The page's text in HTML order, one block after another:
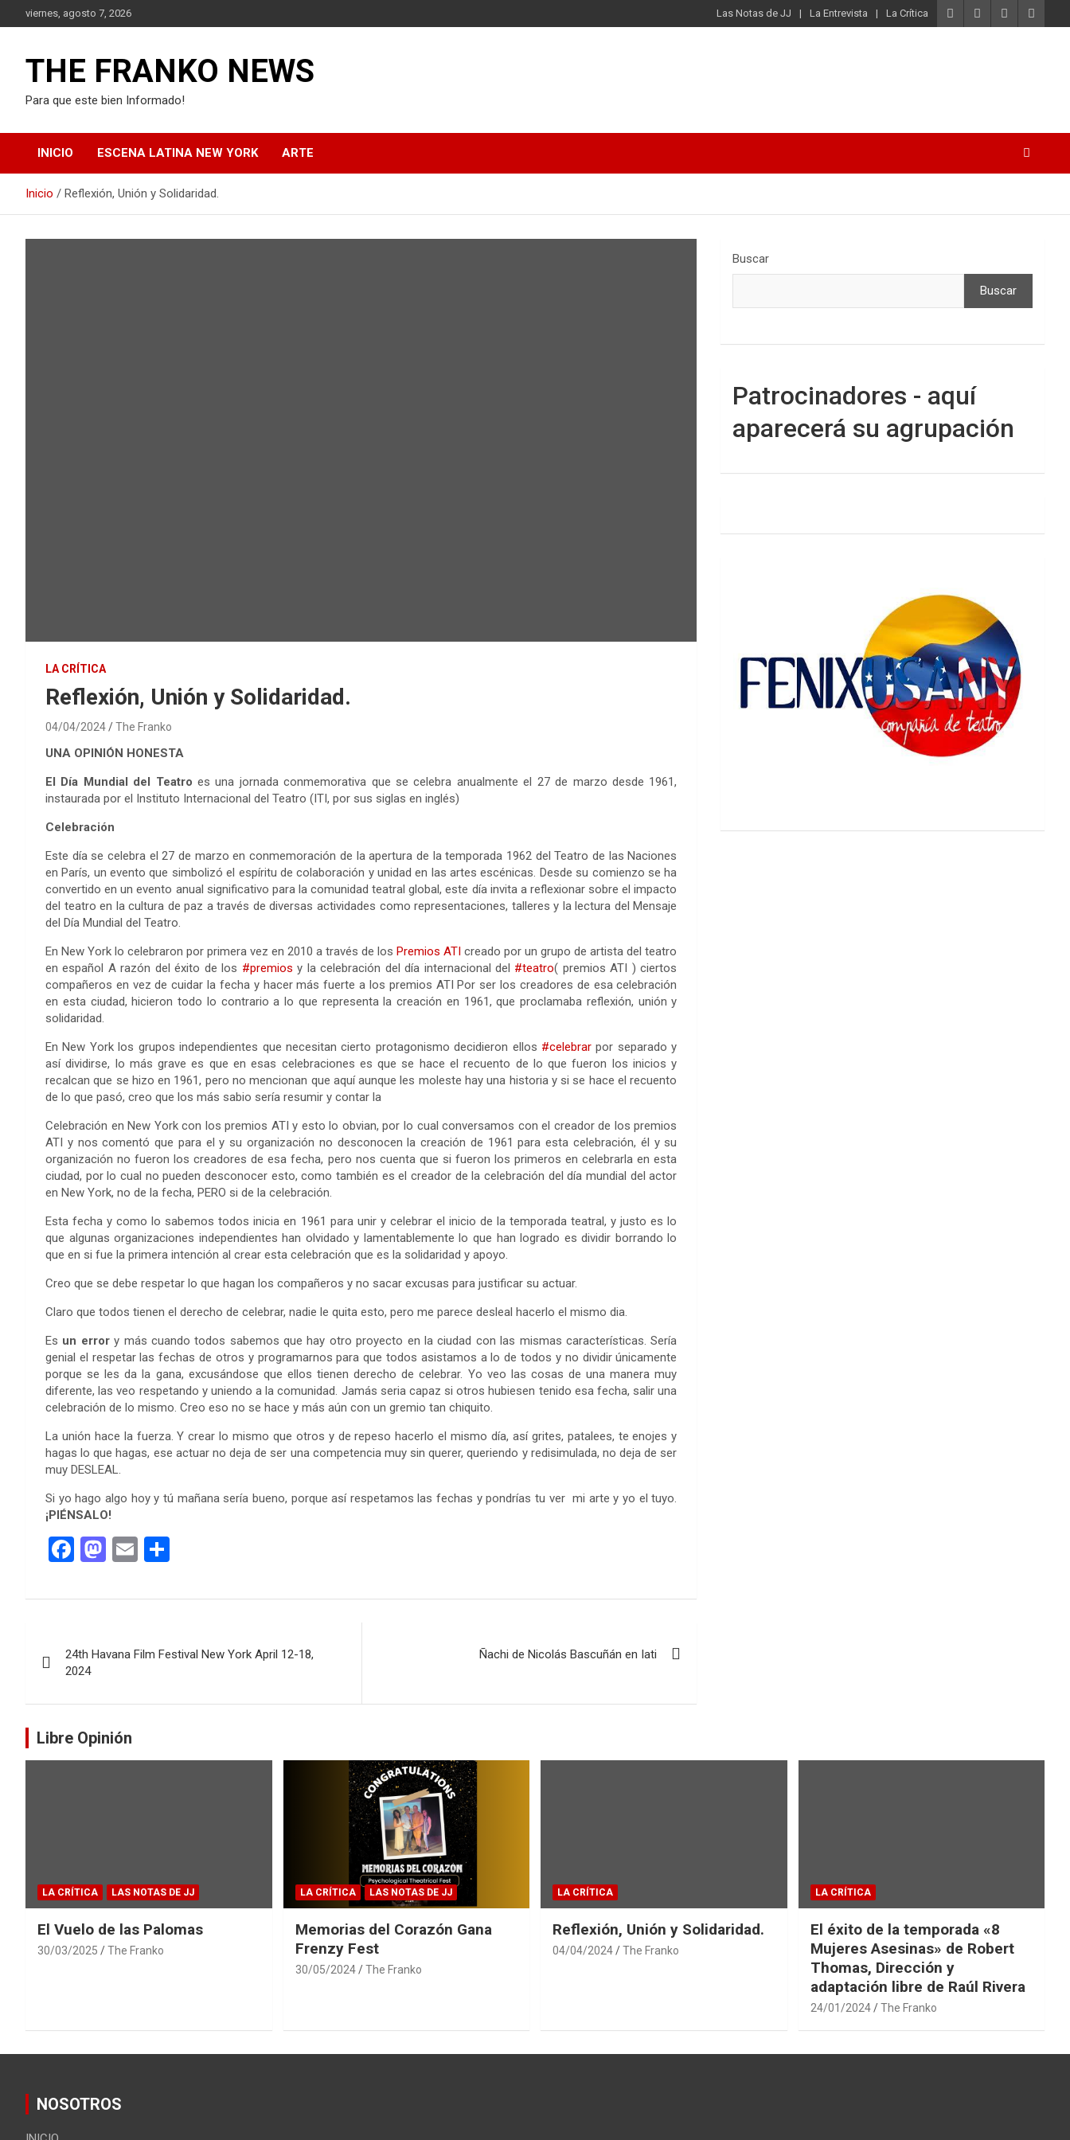
al
viernes, agosto 7, 2026 Las Notas de JJ La Entrevista La Crítica
THE FRANKO NEWS
Para que este bien Informado!
INICIO ESCENA LATINA NEW YORK ARTE
Inicio Reflexión, Unión y Solidaridad.
LA CRÍTICA
Reflexión, Unión y Solidaridad.
04/04/2024 The Franko
UNA OPINIÓN HONESTA
El Día Mundial del Teatro es una jornada conmemorativa que se celebra anualmente el 27 de marzo desde 1961,
instaurada por el Instituto Internacional del Teatro (ITI, por sus siglas en inglés)
Celebración
Este día se celebra el 27 de marzo en conmemoración de la apertura de la temporada 1962 del Teatro de las Naciones
en París, un evento que simbolizó el espíritu de colaboración y unidad en las artes escénicas. Desde su comienzo se ha
convertido en un evento anual significativo para la comunidad teatral global, este día invita a reflexionar sobre el impacto
del teatro en la cultura de paz a través de diversas actividades como representaciones, talleres y la lectura del Mensaje
del Día Mundial del Teatro.
En New York lo celebraron por primera vez en 2010 a través de losPremios ATI creado por un grupo de artista del teatro
en español A razón del éxito de los #premios y la celebración del día internacional del #teatro( premios ATI ) ciertos
compañeros en vez de cuidar la fecha y hacer más fuerte a los premios ATI Por ser los creadores de esa celebración
en esta ciudad, hicieron todo lo contrario a lo que representa la creación en 1961, que proclamaba reflexión, unión y
solidaridad.
En New York los grupos independientes que necesitan cierto protagonismo decidieron ellos #celebrar por separado y
así dividirse, lo más grave es que en esas celebraciones es que se hace el recuento de lo que fueron los inicios y
recalcan que se hizo en 1961, pero no mencionan que aquí aunque les moleste hay una historia y si se hace el recuento
de lo que pasó, creo que los más sabio sería resumir y contar la
Celebración en New York con los premios ATI y esto lo obvian, por lo cual conversamos con el creador de los premios
ATI y nos comentó que para el y su organización no desconocen la creación de 1961 para esta celebración, él y su
organización no fueron los creadores de esa fecha, pero nos cuenta que si fueron los primeros en celebrarla en esta
ciudad, por lo cual no pueden desconocer esto, como también es el creador de la celebración del día mundial del actor
en New York, no de la fecha, PERO si de la celebración.
Esta fecha y como lo sabemos todos inicia en 1961 para unir y celebrar el inicio de la temporada teatral, y justo es lo
que algunas organizaciones independientes han olvidado y lamentablemente lo que han logrado es dividir borrando lo
que en si fue la primera intención al crear esta celebración que es la solidaridad y apoyo.
Creo que se debe respetar lo que hagan los compañeros y no sacar excusas para justificar su actuar.
Claro que todos tienen el derecho de celebrar, nadie le quita esto, pero me parece desleal hacerlo el mismo dia.
Es un errory más cuando todos sabemos que hay otro proyecto en la ciudad con las mismas características. Sería
genial el respetar las fechas de otros y programarnos para que todos asistamos a lo de todos y no dividir únicamente
porque se les da la gana, excusándose que ellos tienen derecho de celebrar. Yo veo las cosas de una manera muy
diferente, las veo respetando y uniendo a la comunidad. Jamás seria capaz si otros hubiesen tenido esa fecha, salir una
celebración de lo mismo. Creo eso no se hace y más aún con un gremio tan chiquito.
La unión hace la fuerza. Y crear lo mismo que otros y de repeso hacerlo el mismo día, así grites, patalees, te enojes y
hagas lo que hagas, ese actuar no deja de ser una competencia muy sin querer, queriendo y redisimulada, no deja de ser
muy DESLEAL.
Si yo hago algo hoy y tú mañana sería bueno, porque así respetamos las fechas y pondrías tu ver mi arte y yo el tuyo.
¡PIÉNSALO!
F
ce
o
o
k
M
st
d
n
E
ail m
ar
de
entradas
24th Havana Film Festival New York April 12-18,
2024
Ñachi de Nicolás Bascuñán en Iati
Buscar
Buscar
Patrocinadores - aquí
aparecerá su agrupación
Libre Opinión
LA CRÍTICA LAS NOTAS DE JJ
El Vuelo de las Palomas
30/03/2025 The Franko
LA CRÍTICA LAS NOTAS DE JJ
Memorias del Corazón Gana
Frenzy Fest
30/05/2024 The Franko
LA CRÍTICA
Reflexión, Unión y Solidaridad.
04/04/2024 The Franko
LA CRÍTICA
El éxito de la temporada «8
Mujeres Asesinas» de Robert
Thomas, Dirección y
adaptación libre de Raúl Rivera
24/01/2024 The Franko
NOSOTROS